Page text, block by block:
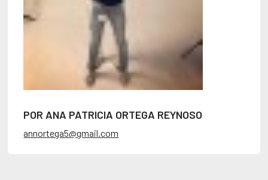
POR ANA PATRICIA ORTEGA REYNOSO
annortega5@gmail.com